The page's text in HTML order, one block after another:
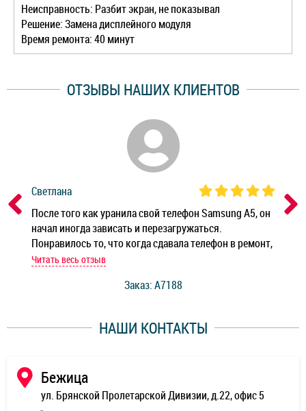
Неисправность: Разбит экран, не показывал
Решение: Замена дисплейного модуля
Время ремонта: 40 минут
ОТЗЫВЫ НАШИХ КЛИЕНТОВ
Светлана
После того как уранила свой телефон Samsung A5, он
начал иногда зависать и перезагружаться.
Понравилось то, что когда сдавала телефон в ремонт,
мастер при мне сделал быструю диагностику и сказал
работы и оперативность!
Читать весь отзыв
Заказ: A7188
НАШИ КОНТАКТЫ
Бежица
ул. Брянской Пролетарской Дивизии, д.22, офис 5